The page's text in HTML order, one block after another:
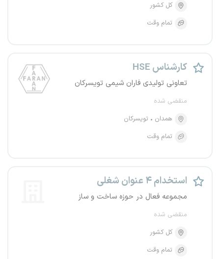
کل کشور
تمام وقت
کارشناس HSE
تعاونی تولیدی فاران شیمی تویسرکان
منقضی شده
همدان
تویسرکان
تمام وقت
استخدام ۴ عنوان شغلی
مجموعه فعال در حوزه ساخت و ساز
منقضی شده
کل کشور
تمام وقت